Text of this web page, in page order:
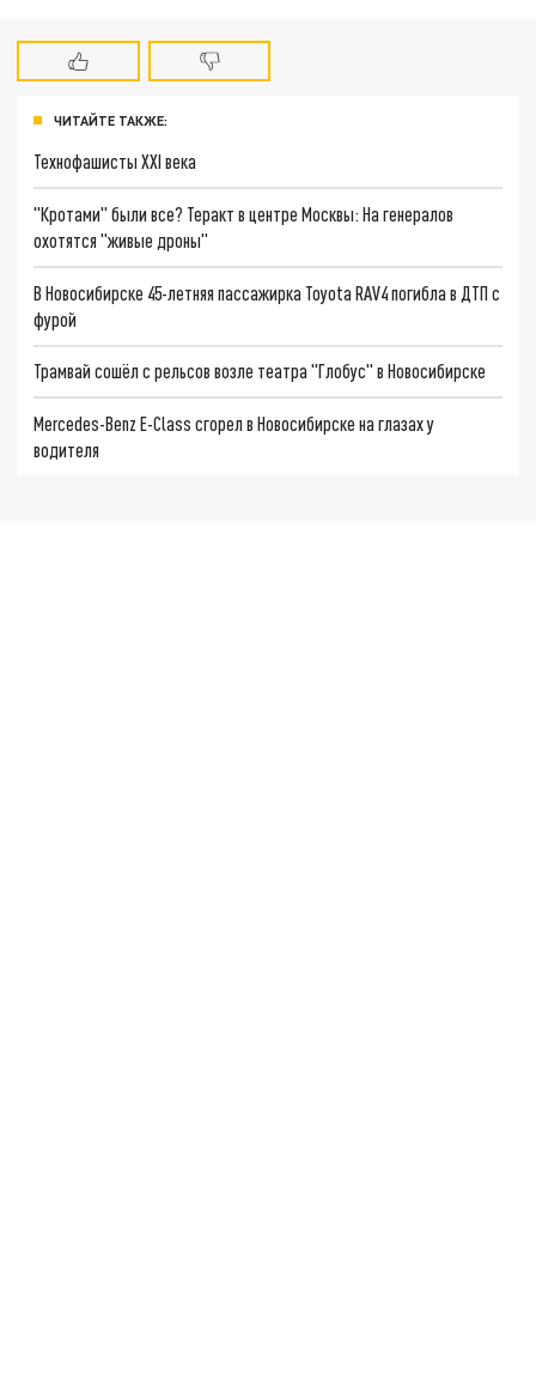
ЧИТАЙТЕ ТАКЖЕ:
Технофашисты XXI века
"Кротами" были все? Теракт в центре Москвы: На генералов
охотятся "живые дроны"
В Новосибирске 45-летняя пассажирка Toyota RAV4 погибла в ДТП с
фурой
Трамвай сошёл с рельсов возле театра "Глобус" в Новосибирске
Mercedes-Benz E-Class сгорел в Новосибирске на глазах у
водителя